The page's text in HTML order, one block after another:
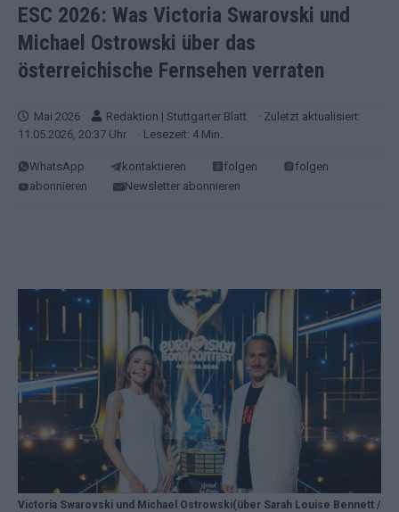
ESC 2026: Was Victoria Swarovski und
Michael Ostrowski über das
österreichische Fernsehen verraten
Mai 2026 Redaktion | Stuttgarter Blatt
· Zuletzt aktualisiert:
11.05.2026, 20:37 Uhr
· Lesezeit: 4 Min.
WhatsApp kontaktieren folgen
folgen
abonnieren
Newsletter abonnieren
Victoria Swarovski und Michael Ostrowski(über Sarah Louise Bennett /